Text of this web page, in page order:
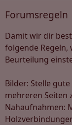
Forumsregeln
Damit wir dir
folgende
Beurteilung
Bilder: Stelle
mehreren Seiten
Nahaufnahmen: